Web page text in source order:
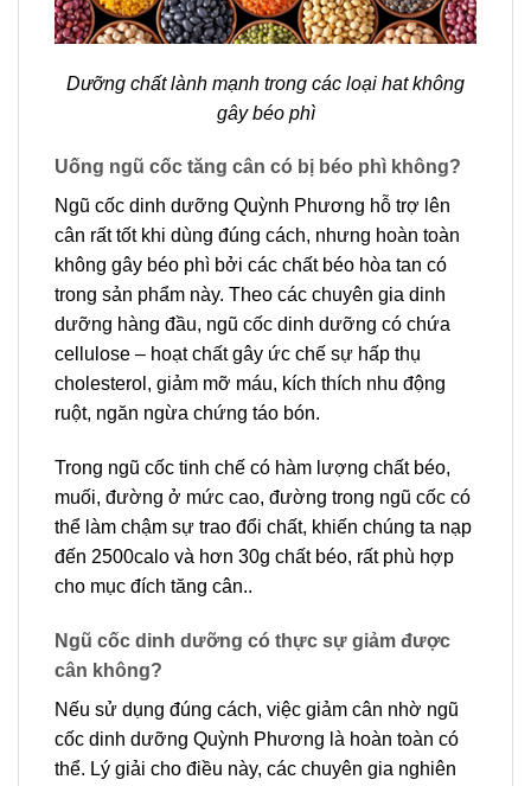
Dưỡng chất lành mạnh trong các loại hat không
gây béo phì
Uống ngũ cốc tăng cân có bị béo phì không?
Ngũ cốc dinh dưỡng Quỳnh Phương hỗ trợ lên
cân rất tốt khi dùng đúng cách, nhưng hoàn toàn
không gây béo phì bởi các chất béo hòa tan có
trong sản phẩm này. Theo các chuyên gia dinh
dưỡng hàng đầu, ngũ cốc dinh dưỡng có chứa
cellulose – hoạt chất gây ức chế sự hấp thụ
cholesterol, giảm mỡ máu, kích thích nhu động
ruột, ngăn ngừa chứng táo bón.
Trong ngũ cốc tinh chế có hàm lượng chất béo,
muối, đường ở mức cao, đường trong ngũ cốc có
thể làm chậm sự trao đổi chất, khiến chúng ta nạp
đến 2500calo và hơn 30g chất béo, rất phù hợp
cho mục đích tăng cân..
Ngũ cốc dinh dưỡng có thực sự giảm được
cân không?
Nếu sử dụng đúng cách, việc giảm cân nhờ ngũ
cốc dinh dưỡng Quỳnh Phương là hoàn toàn có
thể. Lý giải cho điều này, các chuyên gia nghiên